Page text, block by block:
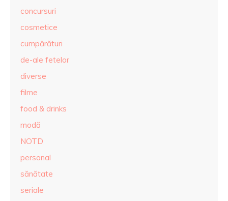
concursuri
cosmetice
cumpărături
de-ale fetelor
diverse
filme
food & drinks
modă
NOTD
personal
sănătate
seriale